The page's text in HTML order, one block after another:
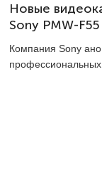
Новые
Sony PMW-
Компания Sony